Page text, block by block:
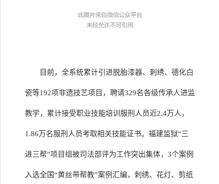
目前，全系统累计引进脱胎漆器、刺绣、德化白
瓷等192项非遗技艺项目，聘请329名各级传承人进监
教学，累计接受职业技能培训服刑人员近2.4万人，
1.86万名服刑人员考取相关技能证书。福建监狱“三
进三帮”项目组被司法部评为工作突出集体，3个案例
入选全国“黄丝带帮教”案例汇编，刺绣、花灯、剪纸